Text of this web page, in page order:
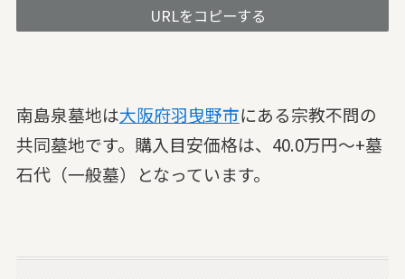
URLをコピーする
南島泉墓地は大阪府羽曳野市にある宗教不問の
共同墓地です。購入目安価格は、40.0万円～+墓
石代（一般墓）となっています。